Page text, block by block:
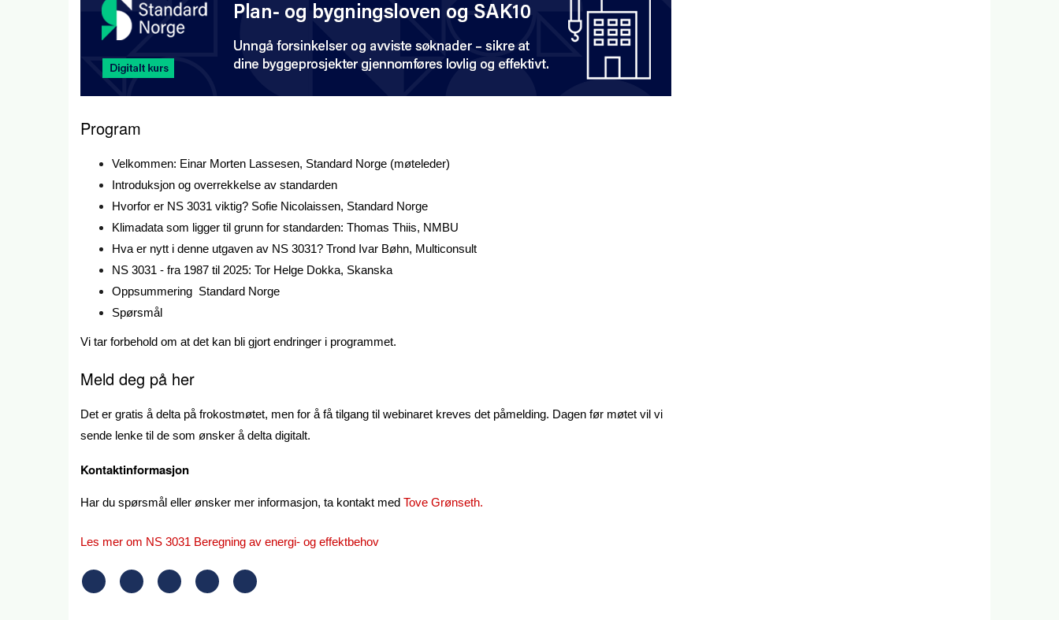
Program
Velkommen: Einar Morten Lassesen, Standard Norge (møteleder)
Introduksjon og overrekkelse av standarden
Hvorfor er NS 3031 viktig? Sofie Nicolaissen, Standard Norge
Klimadata som ligger til grunn for standarden: Thomas Thiis, NMBU
Hva er nytt i denne utgaven av NS 3031? Trond Ivar Bøhn, Multiconsult
NS 3031 - fra 1987 til 2025: Tor Helge Dokka, Skanska
Oppsummering Standard Norge
Spørsmål
Vi tar forbehold om at det kan bli gjort endringer i programmet.
Meld deg på her
Det er gratis å delta på frokostmøtet, men for å få tilgang til webinaret kreves det påmelding. Dagen før møtet vil vi
sende lenke til de som ønsker å delta digitalt.
Kontaktinformasjon
Har du spørsmål eller ønsker mer informasjon, ta kontakt med Tove Grønseth.
Les mer om NS 3031 Beregning av energi- og effektbehov